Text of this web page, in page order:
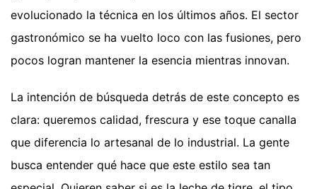
evolucionado la técnica en los últimos años. El sector
gastronómico se ha vuelto loco con las fusiones, pero
pocos logran mantener la esencia mientras innovan.
La intención de búsqueda detrás de este concepto es
clara: queremos calidad, frescura y ese toque canalla
que diferencia lo artesanal de lo industrial. La gente
busca entender qué hace que este estilo sea tan